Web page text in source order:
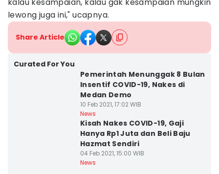
lewong juga ini," ucapnya.
Share Article
Curated For You
Pemerintah Menunggak 8 Bulan
Insentif COVID-19, Nakes di
Medan Demo
10 Feb 2021, 17:02 WIB
News
Kisah Nakes COVID-19, Gaji
Hanya Rp1 Juta dan Beli Baju
Hazmat Sendiri
04 Feb 2021, 15:00 WIB
News